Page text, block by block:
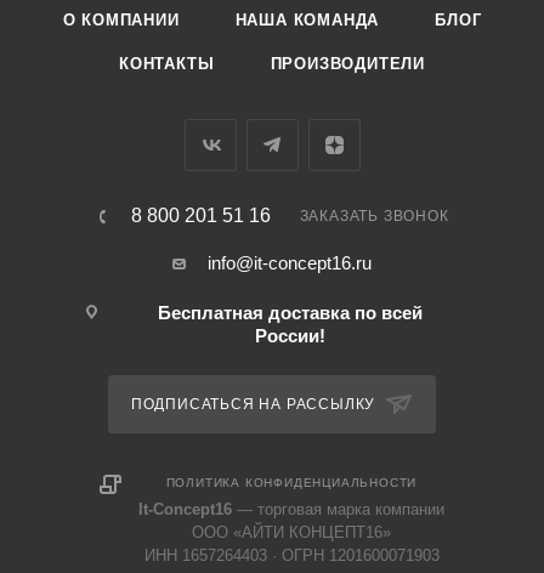
О КОМПАНИИ НАША КОМАНДА БЛОГ
КОНТАКТЫ ПРОИЗВОДИТЕЛИ
8 800 201 51 16 ЗАКАЗАТЬ ЗВОНОК
info@it-concept16.ru
Бесплатная доставка по всей
России!
ПОДПИСАТЬСЯ НА РАССЫЛКУ
ПОЛИТИКА КОНФИДЕНЦИАЛЬНОСТИ
It-Concept16 — торговая марка компании
ООО «АЙТИ КОНЦЕПТ16»
ИНН 1657264403 · ОГРН 1201600071903